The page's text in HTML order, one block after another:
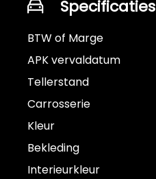
Specificaties
BTW of Marge
APK vervaldatum
Tellerstand
Carrosserie
Kleur
Bekleding
Interieurkleur